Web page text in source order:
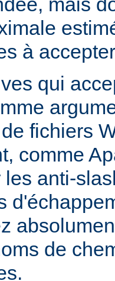
à
qui
fichiers
comme
les anti-
de